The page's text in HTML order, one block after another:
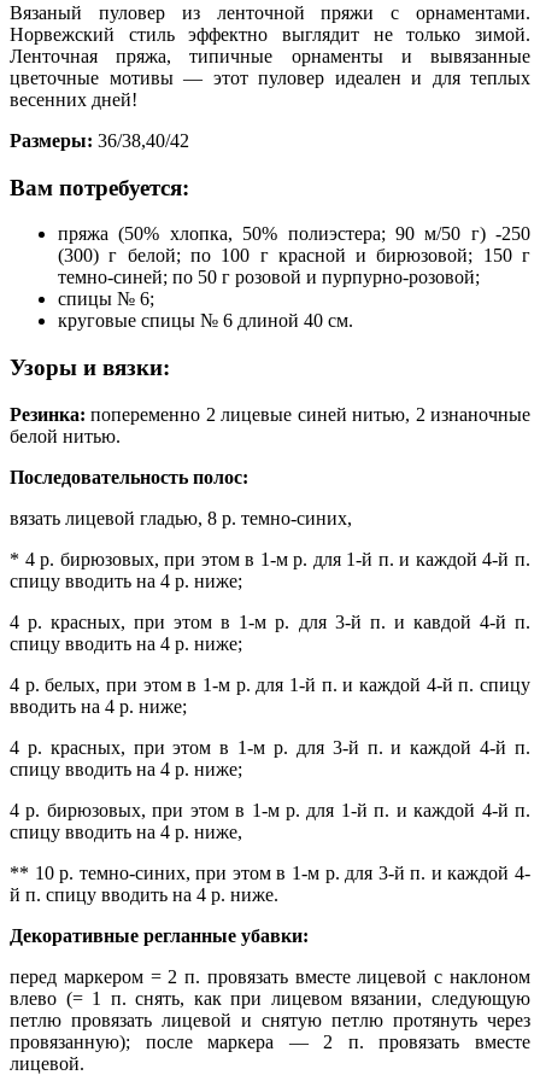
Вязаный пуловер из ленточной пряжи с орнаментами.
Норвежский стиль эффектно выглядит не только зимой.
Ленточная пряжа, типичные орнаменты и вывязанные
цветочные мотивы — этот пуловер идеален и для теплых
весенних дней!
Размеры: 36/38,40/42
Вам потребуется:
пряжа (50% хлопка, 50% полиэстера; 90 м/50 г) -250
(300) г белой; по 100 г красной и бирюзовой; 150 г
темно-синей; по 50 г розовой и пурпурно-розовой;
спицы № 6;
круговые спицы № 6 длиной 40 см.
Узоры и вязки:
Резинка: попеременно 2 лицевые синей нитью, 2 изнаночные
белой нитью.
Последовательность полос:
вязать лицевой гладью, 8 р. темно-синих,
* 4 р. бирюзовых, при этом в 1-м р. для 1-й п. и каждой 4-й п.
спицу вводить на 4 р. ниже;
4 р. красных, при этом в 1-м р. для 3-й п. и кавдой 4-й п.
спицу вводить на 4 р. ниже;
4 р. белых, при этом в 1-м р. для 1-й п. и каждой 4-й п. спицу
вводить на 4 р. ниже;
4 р. красных, при этом в 1-м р. для 3-й п. и каждой 4-й п.
спицу вводить на 4 р. ниже;
4 р. бирюзовых, при этом в 1-м р. для 1-й п. и каждой 4-й п.
спицу вводить на 4 р. ниже,
** 10 р. темно-синих, при этом в 1-м р. для 3-й п. и каждой 4-
й п. спицу вводить на 4 р. ниже.
Декоративные регланные убавки:
перед маркером = 2 п. провязать вместе лицевой с наклоном
влево (= 1 п. снять, как при лицевом вязании, следующую
петлю провязать лицевой и снятую петлю протянуть через
провязанную); после маркера — 2 п. провязать вместе
лицевой.